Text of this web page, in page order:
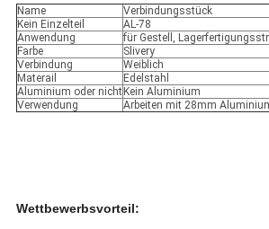
Name
Verbindungsstück
Kein Einzelteil
AL-78
Anwendung
für Gestell,
Farbe
Slivery
Verbindung
Weiblich
Materail
Edelstahl
Aluminium oder nicht Kein Aluminium
Verwendung
Arbeiten mit 28mm
Wettbewerbsvorteil: